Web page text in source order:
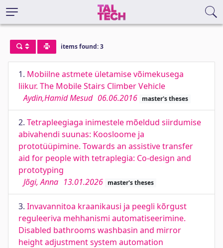
items found: 3
1. Mobiilne astmete ületamise võimekusega
liikur. The Mobile Stairs Climber Vehicle
Aydin,Hamid Mesud 06.06.2016 master's theses
2. Tetrapleegiaga inimestele mõeldud siirdumise
abivahendi suunas: Koosloome ja
prototüüpimine. Towards an assistive transfer
aid for people with tetraplegia: Co-design and
prototyping
Jõgi, Anna 13.01.2026 master's theses
3. Invavannitoa kraanikausi ja peegli kõrgust
reguleeriva mehhanismi automatiseerimine.
Disabled bathrooms washbasin and mirror
height adjustment system automation